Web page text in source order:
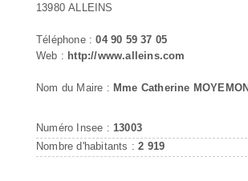
13980 ALLEINS
Téléphone :04 90 59 37 05
Web : http://www.alleins.com
Nom du Maire : Mme Catherine
Numéro Insee : 13003
Nombre d'habitants :2 919